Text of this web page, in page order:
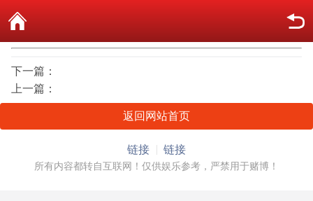
下一篇：
上一篇：
返回网站首页
链接 链接
所有内容都转自互联网！仅供娱乐参考，严禁用于赌博！